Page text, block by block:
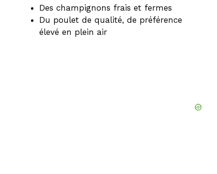
Des champignons frais et fermes
Du poulet de qualité, de préférence
élevé en plein air